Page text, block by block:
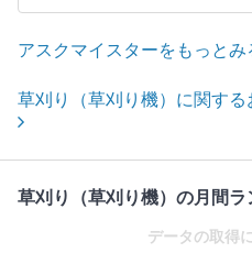
アスクマイスターをもっとみ
草刈り（草刈り機）に関す
草刈り（草刈り機）の月間ラ
データの取得